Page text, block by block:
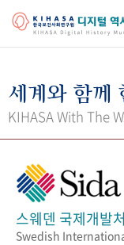
걸어온 길 기관 변
정책과 연구 키워
간행물 변천사
세계와 함께
KIHASA With The
스웨덴 국제개발
Swedish